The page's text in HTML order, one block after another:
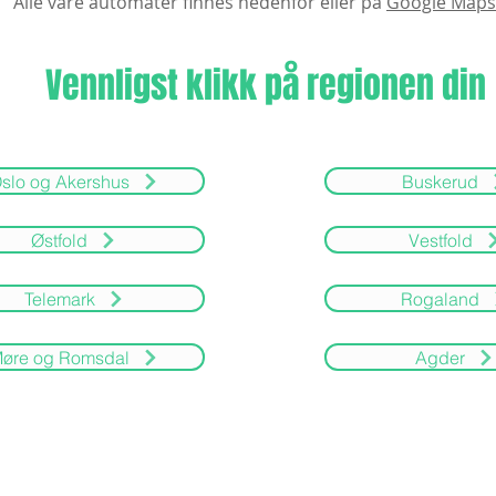
Vennligst klikk på regionen din
og Akershus
Østfold
Telemark
og Romsdal
Buskerud
Vestfold
Rogaland
Agder